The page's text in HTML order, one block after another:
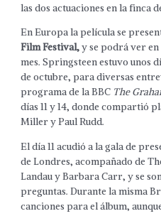
las dos actuaciones en la finca
En Europa la película se
Film Festival,y se podrá ver en
mes. Springsteen estuvo unos
de octubre, para diversas
programa de la BBC The
días 11 y 14, donde compartió
Miller y Paul Rudd.
El día 11 acudió a la gala de
de Londres, acompañado de
Landau y Barbara Carr, y se
preguntas. Durante la misma
canciones para el álbum,